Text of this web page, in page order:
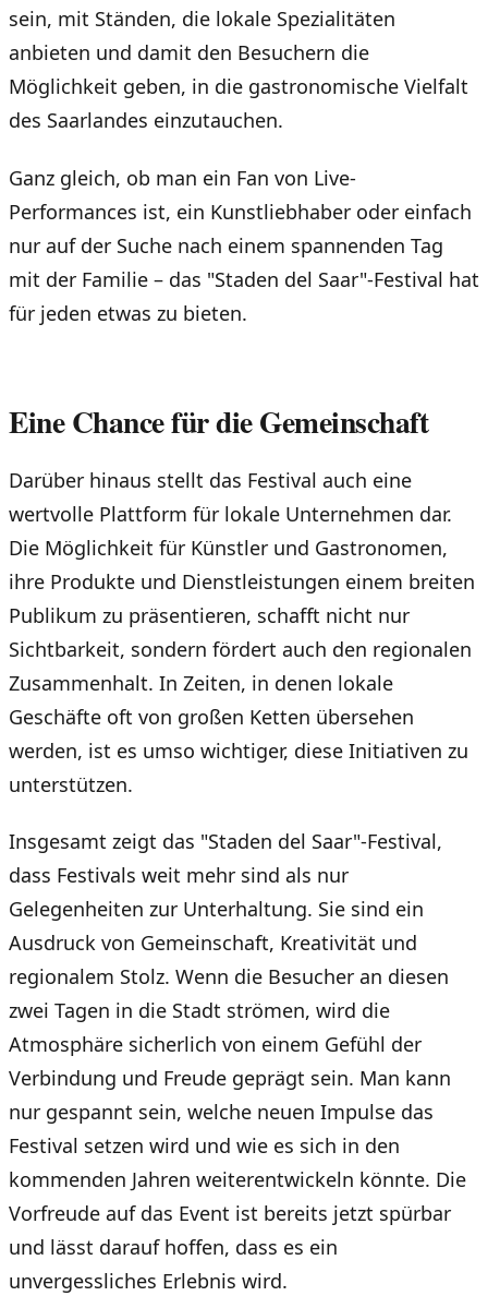
sein, mit Ständen, die lokale Spezialitäten
anbieten und damit den Besuchern die
Möglichkeit geben, in die gastronomische Vielfalt
des Saarlandes einzutauchen.
Ganz gleich, ob man ein Fan von Live-
Performances ist, ein Kunstliebhaber oder einfach
nur auf der Suche nach einem spannenden Tag
mit der Familie – das "Staden del Saar"-Festival hat
für jeden etwas zu bieten.
Eine Chance für die Gemeinschaft
Darüber hinaus stellt das Festival auch eine
wertvolle Plattform für lokale Unternehmen dar.
Die Möglichkeit für Künstler und Gastronomen,
ihre Produkte und Dienstleistungen einem breiten
Publikum zu präsentieren, schafft nicht nur
Sichtbarkeit, sondern fördert auch den regionalen
Zusammenhalt. In Zeiten, in denen lokale
Geschäfte oft von großen Ketten übersehen
werden, ist es umso wichtiger, diese Initiativen zu
unterstützen.
Insgesamt zeigt das "Staden del Saar"-Festival,
dass Festivals weit mehr sind als nur
Gelegenheiten zur Unterhaltung. Sie sind ein
Ausdruck von Gemeinschaft, Kreativität und
regionalem Stolz. Wenn die Besucher an diesen
zwei Tagen in die Stadt strömen, wird die
Atmosphäre sicherlich von einem Gefühl der
Verbindung und Freude geprägt sein. Man kann
nur gespannt sein, welche neuen Impulse das
Festival setzen wird und wie es sich in den
kommenden Jahren weiterentwickeln könnte. Die
Vorfreude auf das Event ist bereits jetzt spürbar
und lässt darauf hoffen, dass es ein
unvergessliches Erlebnis wird.